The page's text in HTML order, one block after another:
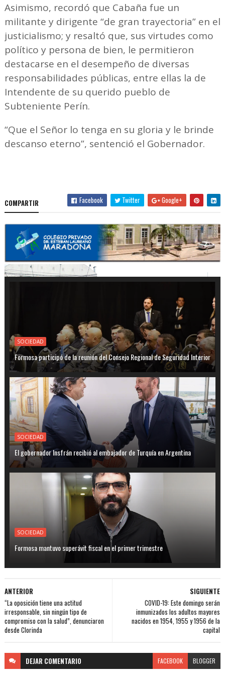
Asimismo, recordó que Cabaña fue un
militante y dirigente “de gran trayectoria” en el
justicialismo; y resaltó que, sus virtudes como
político y persona de bien, le permitieron
destacarse en el desempeño de diversas
responsabilidades públicas, entre ellas la de
Intendente de su querido pueblo de
Subteniente Perín.
“Que el Señor lo tenga en su gloria y le brinde
descanso eterno”, sentenció el Gobernador.
COMPARTIR Facebook Twitter Google+
SOCIEDAD
Formosa participó de la reunión del Consejo Regional de Seguridad Interior
SOCIEDAD
El gobernador Insfrán recibió al embajador de Turquía en Argentina
SOCIEDAD
Formosa mantuvo superávit fiscal en el primer trimestre
SIGUIENTE
COVID-19: Este domingo serán
inmunizados los adultos mayores
nacidos en 1954, 1955 y 1956 de la
capital
ANTERIOR
“La oposición tiene una actitud
irresponsable, sin ningún tipo de
compromiso con la salud”, denunciaron
desde Clorinda
DEJAR COMENTARIO FACEBOOK BLOGGER